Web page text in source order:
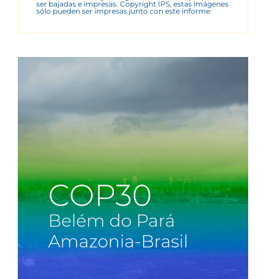
ser bajadas e impresas. Copyright IPS, estas imágenes
sólo pueden ser impresas junto con este informe